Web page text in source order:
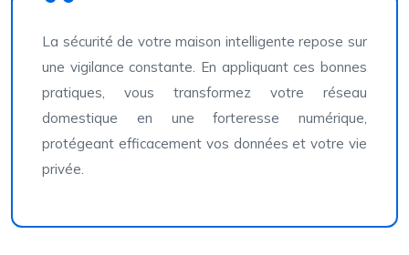
La sécurité de votre maison intelligente repose sur
une vigilance constante. En appliquant ces bonnes
pratiques, vous transformez votre réseau
domestique en une forteresse numérique,
protégeant efficacement vos données et votre vie
privée.